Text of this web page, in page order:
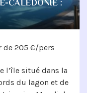
CALÉDONIE :
de 205 €/pers
l’île situé dans la
du lagon et de